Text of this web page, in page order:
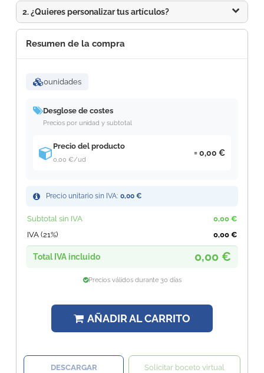
2. ¿Quieres personalizar tus artículos?
Resumen de la compra
0unidades
Desglose de costes
Precios por unidad y subtotal
Precio del producto
0,00 €/ud
0,00 €
Precio unitario sin IVA: 0,00 €
Subtotal sin IVA
0,00 €
IVA (21%)
0,00 €
Total IVA incluido 0,00 €
Precios válidos durante 30 días
AÑADIR AL CARRITO
DESCARGAR
Solicitar boceto virtual